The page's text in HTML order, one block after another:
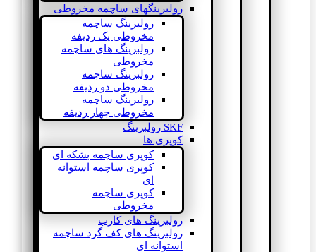
رولبرینگهای ساچمه مخروطی
رولبرینگ ساچمه
مخروطی یک ردیفه
رولبرینگ های ساچمه
مخروطی
رولبرینگ ساچمه
مخروطی دو ردیفه
رولبرینگ ساچمه
مخروطی چهار ردیفه
SKF رولبرینگ
کوپری ها
کوپری ساچمه بشکه ای
کوپری ساچمه استوانه
ای
کوپری ساچمه
مخروطی
رولبرینگ های کارب
رولبرینگ های کف گرد ساچمه
استوانه ای